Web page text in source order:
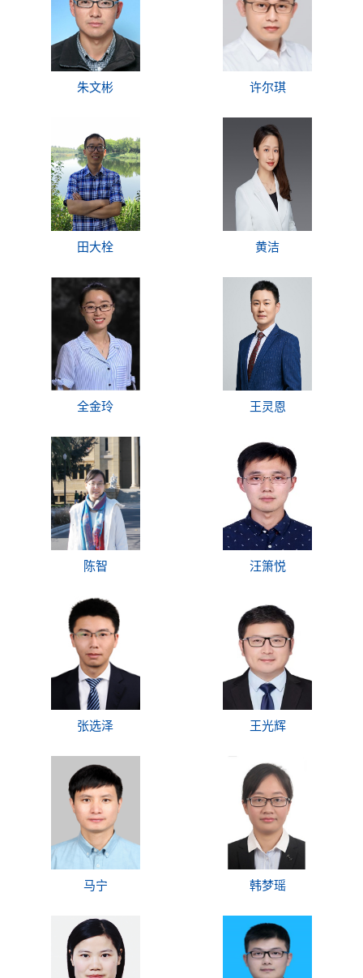
朱文彬 许尔琪
田大栓 黄洁
全金玲 王灵恩
陈智 汪箫悦
张选泽 王光辉
马宁 韩梦瑶